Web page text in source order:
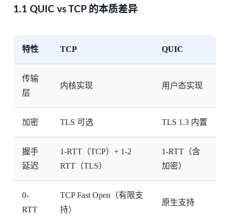
1.1 QUIC vs TCP 的本质差异
特性 TCP QUIC
传输
层
内核实现 用户态实现
加密 TLS 可选 TLS 1.3 内置
握手
延迟
1-RTT（TCP）+ 1-2
RTT（TLS）
1-RTT（含
加密）
0-
RTT
TCP Fast Open（有限支
持）
原生支持